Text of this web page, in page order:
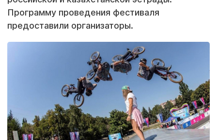
Программу проведения фестиваля
предоставили организаторы.